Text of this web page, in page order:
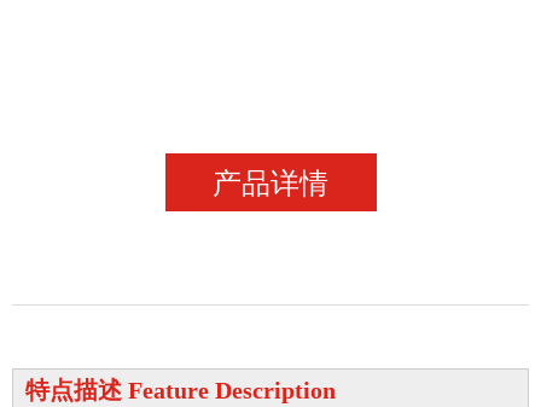
特点描述 Feature Description
产品详情